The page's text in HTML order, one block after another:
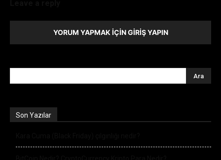
YORUM YAPMAK İÇIN GIRIŞ YAPIN
Son Yazılar